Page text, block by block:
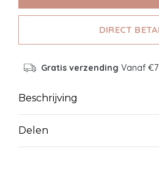
DIRECT
Gratis verzending Vanaf
Beschrijving
Delen